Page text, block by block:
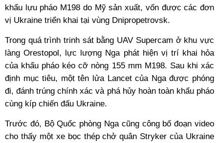
khẩu lựu pháo M198 do Mỹ sản xuất, vốn được các đơn
vị Ukraine triển khai tại vùng Dnipropetrovsk.
Trong quá trình trinh sát bằng UAV Supercam ở khu vực
làng Orestopol, lực lượng Ngaphát hiện vị trí khai hỏa
của khẩu pháo kéo cỡ nòng 155 mm M198. Sau khi xác
định mục tiêu, một tên lửa Lancet của Nga được phóng
đi, đánh trúng chính xác và phá hủy hoàn toàn khẩu pháo
cùng kíp chiến đấu Ukraine.
Trước đó, Bộ Quốc phòng Nga cũng công bố đoạn video
cho thấy một xe bọc thép chở quân Stryker của Ukraine